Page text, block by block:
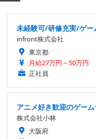
未経験可/研修充実/ゲー
infront株式会社
東京都
月給27万円～50万円
正社員
アニメ好き歓迎のゲー
株式会社小林
大阪府